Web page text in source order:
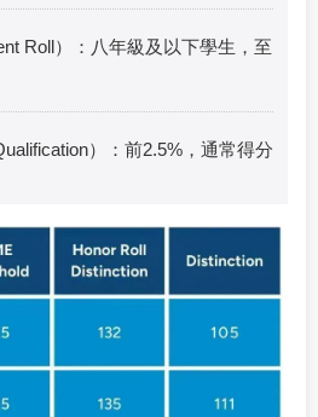
Roll）：八年級及以下學生，至
）：前2.5%，通常得分